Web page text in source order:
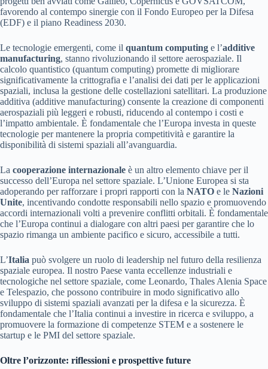
favorendo al contempo sinergie con il Fondo Europeo per la Difesa
(EDF) e il piano Readiness 2030.
Le tecnologie emergenti, come il quantum computing e l’additive
manufacturing, stanno rivoluzionando il settore aerospaziale. Il
calcolo quantistico (quantum computing) promette di migliorare
significativamente la crittografia e l’analisi dei dati per le applicazioni
spaziali, inclusa la gestione delle costellazioni satellitari. La produzione
additiva (additive manufacturing) consente la creazione di componenti
aerospaziali più leggeri e robusti, riducendo al contempo i costi e
l’impatto ambientale. È fondamentale che l’Europa investa in queste
tecnologie per mantenere la propria competitività e garantire la
disponibilità di sistemi spaziali all’avanguardia.
La cooperazione internazionale è un altro elemento chiave per il
successo dell’Europa nel settore spaziale. L’Unione Europea si sta
adoperando per rafforzare i propri rapporti con la NATO e le Nazioni
Unite, incentivando condotte responsabili nello spazio e promuovendo
accordi internazionali volti a prevenire conflitti orbitali. È fondamentale
che l’Europa continui a dialogare con altri paesi per garantire che lo
spazio rimanga un ambiente pacifico e sicuro, accessibile a tutti.
L’Italia può svolgere un ruolo di leadership nel futuro della resilienza
spaziale europea. Il nostro Paese vanta eccellenze industriali e
tecnologiche nel settore spaziale, come Leonardo, Thales Alenia Space
e Telespazio, che possono contribuire in modo significativo allo
sviluppo di sistemi spaziali avanzati per la difesa e la sicurezza. È
fondamentale che l’Italia continui a investire in ricerca e sviluppo, a
promuovere la formazione di competenze STEM e a sostenere le
startup e le PMI del settore spaziale.
Oltre l’orizzonte: riflessioni e prospettive future